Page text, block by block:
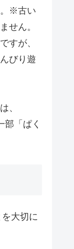
。※古い
せん。
すが、
びり遊
、
部「ぱく
大切に